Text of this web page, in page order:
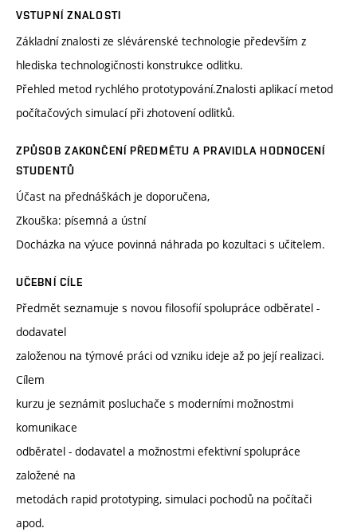
VSTUPNÍ ZNALOSTI
Základní znalosti ze slévárenské technologie především z
hlediska technologičnosti konstrukce odlitku.
Přehled metod rychlého prototypování.Znalosti aplikací metod
počítačových simulací při zhotovení odlitků.
ZPŮSOB ZAKONČENÍ PŘEDMĚTU A PRAVIDLA HODNOCENÍ
STUDENTŮ
Účast na přednáškách je doporučena,
Zkouška: písemná a ústní
Docházka na výuce povinná náhrada po kozultaci s učitelem.
UČEBNÍ CÍLE
Předmět seznamuje s novou filosofií spolupráce odběratel -
dodavatel
založenou na týmové práci od vzniku ideje až po její realizaci.
Cílem
kurzu je seznámit posluchače s moderními možnostmi
komunikace
odběratel - dodavatel a možnostmi efektivní spolupráce
založené na
metodách rapid prototyping, simulaci pochodů na počítači
apod.